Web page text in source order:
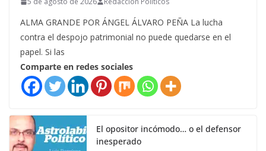
ALMA GRANDE POR ÁNGEL ÁLVARO PEÑA La lucha
contra el despojo patrimonial no puede quedarse en el
papel. Si las
Comparte en redes sociales
El opositor incómodo… o el defensor
inesperado